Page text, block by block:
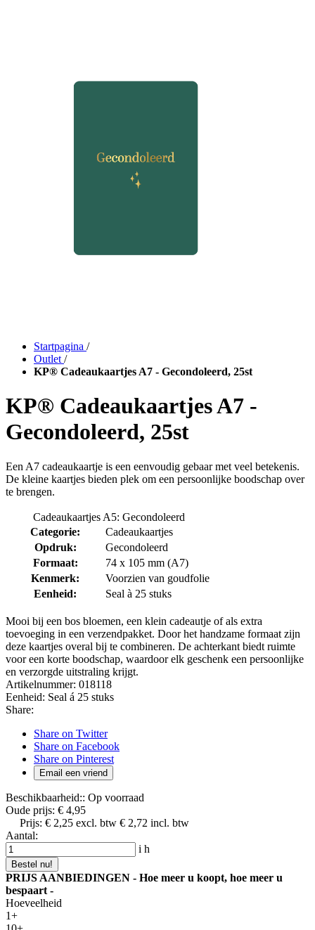
Startpagina /
Outlet /
KP® Cadeaukaartjes A7 - Gecondoleerd, 25st
KP® Cadeaukaartjes A7 -
Gecondoleerd, 25st
Een A7 cadeaukaartje is een eenvoudig gebaar met veel betekenis.
De kleine kaartjes bieden plek om een persoonlijke boodschap over
te brengen.
Cadeaukaartjes A5: Gecondoleerd
Categorie:
Cadeaukaartjes
Opdruk:
Gecondoleerd
Formaat:
74 x 105 mm (A7)
Kenmerk:
Voorzien van goudfolie
Eenheid:
Seal à 25 stuks
Mooi bij een bos bloemen, een klein cadeautje of als extra
toevoeging in een verzendpakket. Door het handzame formaat zijn
deze kaartjes overal bij te combineren. De achterkant biedt ruimte
voor een korte boodschap, waardoor elk geschenk een persoonlijke
en verzorgde uitstraling krijgt.
Artikelnummer: 018118
Eenheid: Seal á 25 stuks
Share:
Share on Twitter
Share on Facebook
Share on Pinterest
Email een vriend
Beschikbaarheid:: Op voorraad
Oude prijs: € 4,95
Prijs: € 2,25 excl. btw € 2,72 incl. btw
Aantal:
i h
Bestel nu!
PRIJS AANBIEDINGEN - Hoe meer u koopt, hoe meer u
bespaart -
Hoeveelheid
1+